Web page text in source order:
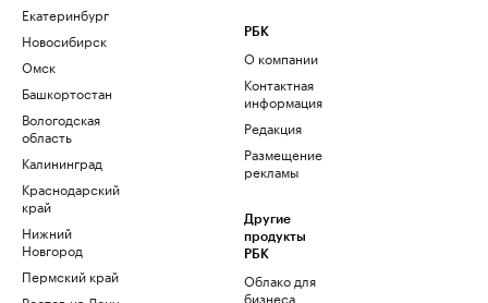
Екатеринбург
Новосибирск
Омск
Башкортостан
Вологодская
область
Калининград
Краснодарский
край
Нижний
Новгород
Пермский край
РБК
О компании
Контактная
информация
Редакция
Размещение
рекламы
Другие
продукты
РБК
Облако для
бизнеса